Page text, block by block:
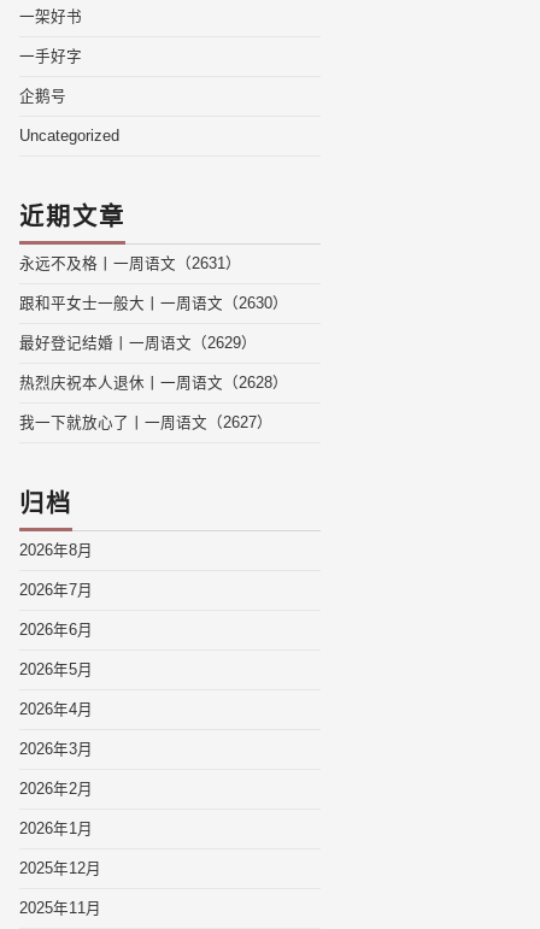
一架好书
一手好字
企鹅号
Uncategorized
近期文章
永远不及格丨一周语文（2631）
跟和平女士一般大丨一周语文（2630）
最好登记结婚丨一周语文（2629）
热烈庆祝本人退休丨一周语文（2628）
我一下就放心了丨一周语文（2627）
归档
2026年8月
2026年7月
2026年6月
2026年5月
2026年4月
2026年3月
2026年2月
2026年1月
2025年12月
2025年11月